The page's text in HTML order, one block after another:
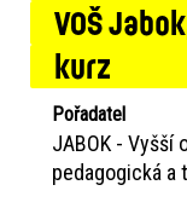
VOŠ
kurz
Pořadatel
JABOK - Vyšší
pedagogická a